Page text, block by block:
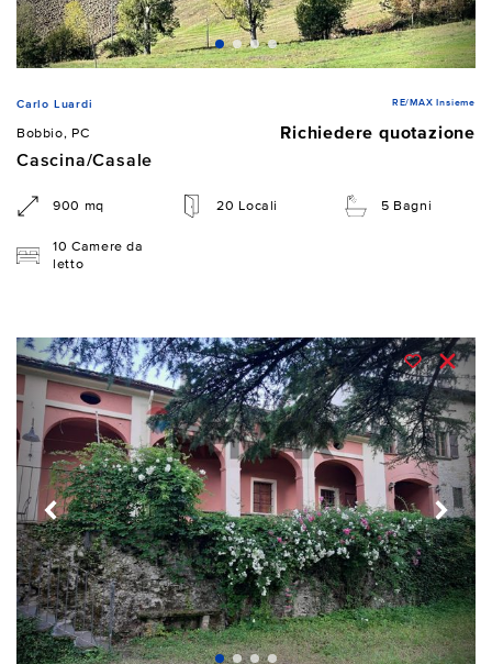
Carlo Luardi RE/MAX Insieme
Bobbio, PC
Richiedere quotazione
Cascina/Casale
900 mq 20 Locali 5 Bagni
10 Camere da
letto